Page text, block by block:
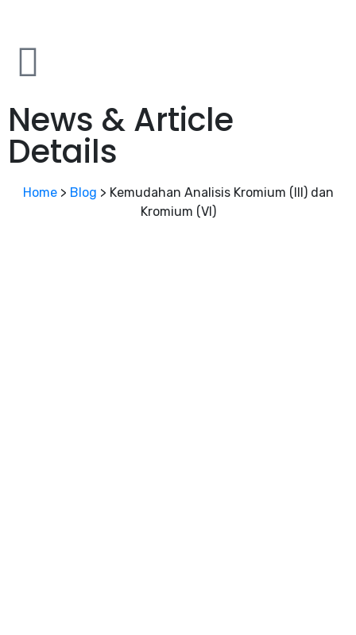
News & Article
Details
Home> Blog > Kemudahan Analisis Kromium (III) dan
Kromium (VI)